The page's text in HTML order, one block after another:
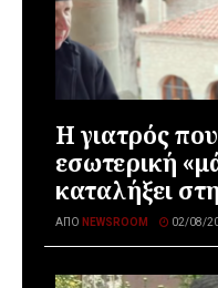
Η γιατρός
εσωτερική
καταλήξει
ΑΠΌ NEWSROOM 02/08/